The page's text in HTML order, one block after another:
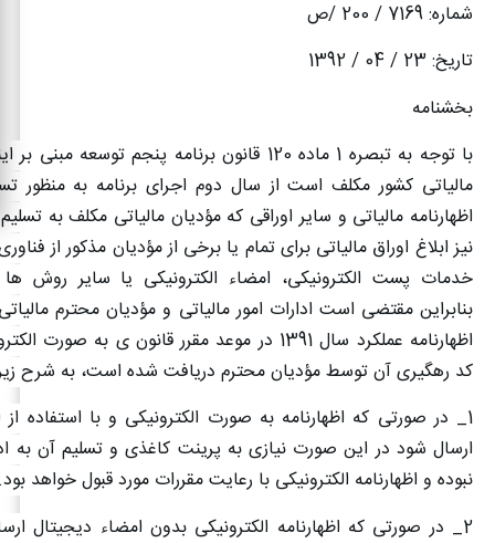
شماره: 7169 / 200 /ص
تاریخ: 23 / 04 / 1392
بخشنامه
با توجه به تبصره 1 ماده 120 قانون برنامه پنجم توسعه
مالیاتی کشور مکلف است از سال دوم اجرای برنامه به منظور
اظهارنامه مالیاتی و سایر اوراقی که مؤدیان مالیاتی مکلف به
نیز ابلاغ اوراق مالیاتی برای تمام یا برخی از مؤدیان مذکور از
خدمات پست الکترونیکی، امضاء الکترونیکی یا سایر روش ها
بنابراین مقتضی است ادارات امور مالیاتی و مؤدیان محترم
اظهارنامه عملکرد سال 1391 در موعد مقرر قانون ی به
کد رهگیری آن توسط مؤدیان محترم دریافت شده است، به شرح زیر
1_ در صورتی که اظهارنامه به صورت الکترونیکی و با استفاده
ارسال شود در این صورت نیازی به پرینت کاغذی و تسلیم آن به
نبوده و اظهارنامه الکترونیکی با رعایت مقررات مورد قبول خواهد
2_ در صورتی که اظهارنامه الکترونیکی بدون امضاء دیجیتال